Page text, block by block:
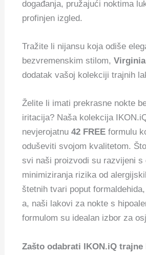
događanja, pružajući noktima
profinjen izgled.
Tražite li nijansu koja odiše
bezvremenskim stilom, Virginia
dodatak vašoj kolekciji trajnih
Želite li imati prekrasne nokte
iritacija? Naša kolekcija
nevjerojatnu42 FREE formulu
oduševiti svojom kvalitetom.
svi naši proizvodi su razvijeni s
minimiziranja rizika od
štetnih tvari poput
a, naši lakovi za nokte s
formulom su idealan izbor za
Zašto odabrati IKON.iQ trajne